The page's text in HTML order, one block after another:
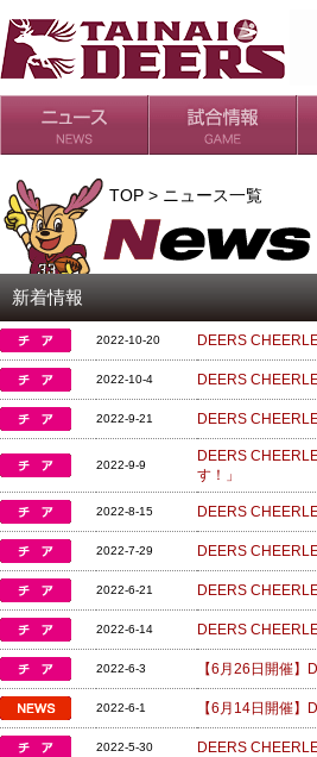
シーズンの流れ
TOP > ニュース一覧
新着情報
2022-10-20 DEERS
2022-10-4 DEERS
2022-9-21 DEERS
2022-9-9
DEERS
す！」
2022-8-15 DEERS
2022-7-29 DEERS
2022-6-21 DEERS
2022-6-14 DEERS
2022-6-3 【6月26日開催
2022-6-1 【6月14日開催
2022-5-30 DEERS